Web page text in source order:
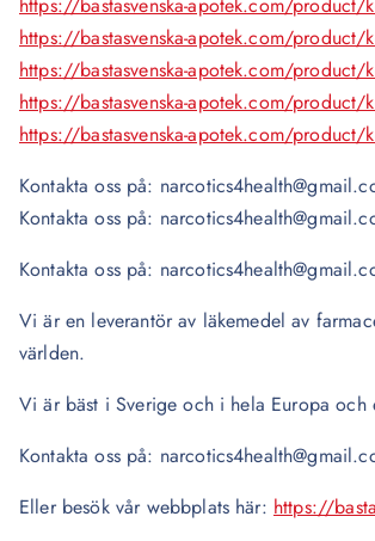
https://bastasvenska-apotek.com/product/
https://bastasvenska-apotek.com/product/
https://bastasvenska-apotek.com/product/
https://bastasvenska-apotek.com/product/
Kontakta oss på:
Kontakta oss på:
Kontakta oss på:
Vi är en leverantör av läkemedel av
världen.
Vi är bäst i Sverige och i hela Europa och
Kontakta oss på:
Eller besök vår webbplats här: https://